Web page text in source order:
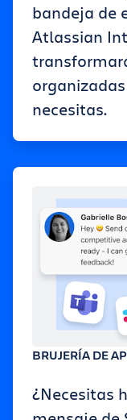
bandeja de
Atlassian
necesitas.
BRUJERÍA DE
¿Necesitas